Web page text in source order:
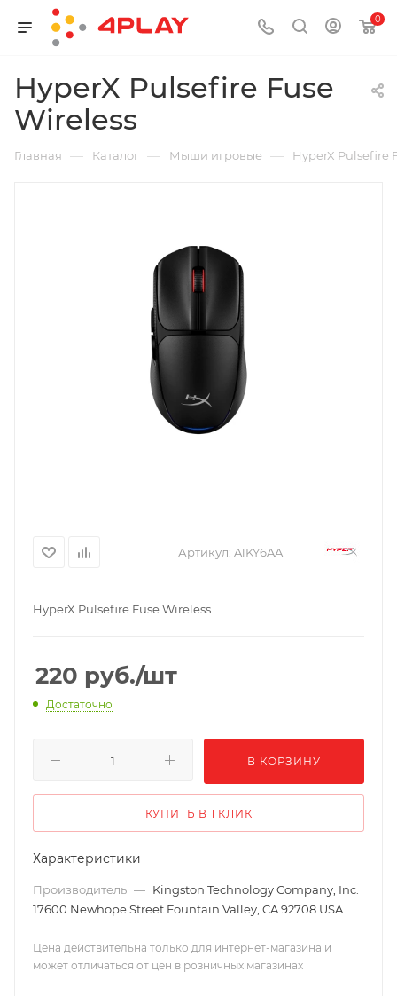
0
HyperX Pulsefire Fuse
Wireless
Главная — Каталог — Мыши игровые — HyperX Pulsefire
Артикул: A1KY6AA
HyperX Pulsefire Fuse Wireless
220 руб./шт
Достаточно
В КОРЗИНУ
КУПИТЬ В 1 КЛИК
Характеристики
Производитель — Kingston Technology Company, Inc.
17600 Newhope Street Fountain Valley, CA 92708 USA
Цена действительна только для интернет-магазина и
может отличаться от цен в розничных магазинах